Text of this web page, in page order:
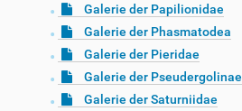
Galerie der Papilionidae
Galerie der Phasmatodea
Galerie der Pieridae
Galerie der Pseudergolinae
Galerie der Saturniidae